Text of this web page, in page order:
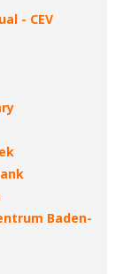
- CEV
Baden-